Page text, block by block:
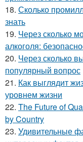
18. Сколько
знать
19. Через сколько
алкоголя:
20. Через сколько
популярный вопрос
21. Как выглядит
уровнем жизни
22. The Future of
by Country
23. Удивительные